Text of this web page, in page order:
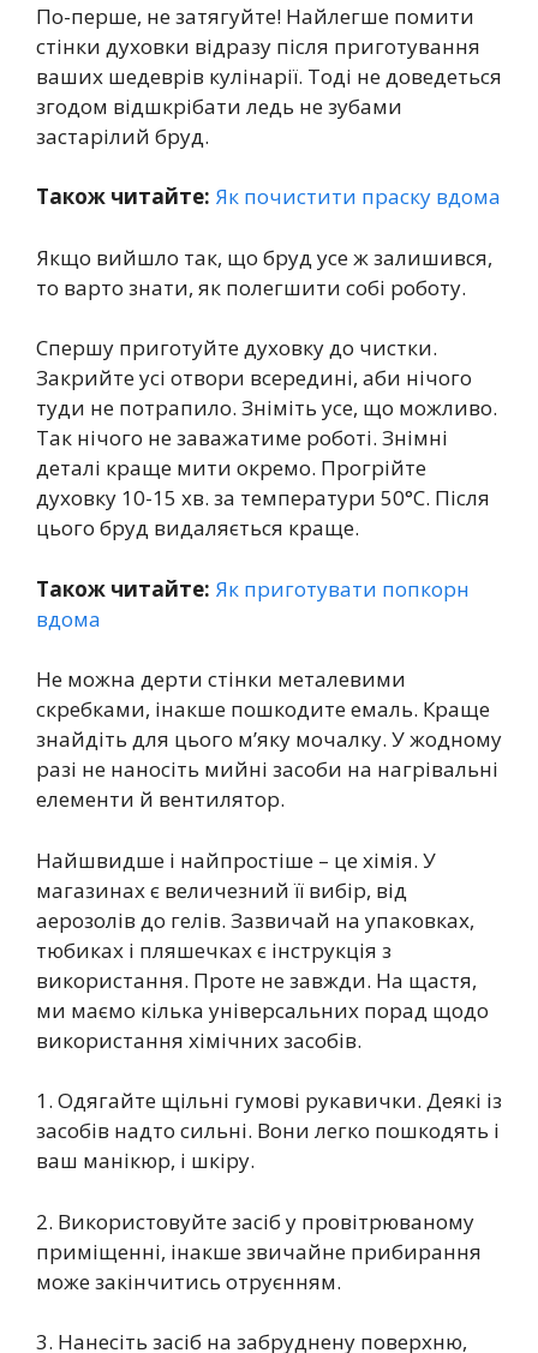
По-перше, не затягуйте! Найлегше помити
стінки духовки відразу після приготування
ваших шедеврів кулінарії. Тоді не доведеться
згодом відшкрібати ледь не зубами
застарілий бруд.
Також читайте: Як почистити праску вдома
Якщо вийшло так, що бруд усе ж залишився,
то варто знати, як полегшити собі роботу.
Спершу приготуйте духовку до чистки.
Закрийте усі отвори всередині, аби нічого
туди не потрапило. Зніміть усе, що можливо.
Так нічого не заважатиме роботі. Знімні
деталі краще мити окремо. Прогрійте
духовку 10-15 хв. за температури 50°С. Після
цього бруд видаляється краще.
Також читайте: Як приготувати попкорн
вдома
Не можна дерти стінки металевими
скребками, інакше пошкодите емаль. Краще
знайдіть для цього м’яку мочалку. У жодному
разі не наносіть мийні засоби на нагрівальні
елементи й вентилятор.
Найшвидше і найпростіше – це хімія. У
магазинах є величезний її вибір, від
аерозолів до гелів. Зазвичай на упаковках,
тюбиках і пляшечках є інструкція з
використання. Проте не завжди. На щастя,
ми маємо кілька універсальних порад щодо
використання хімічних засобів.
1. Одягайте щільні гумові рукавички. Деякі із
засобів надто сильні. Вони легко пошкодять і
ваш манікюр, і шкіру.
2. Використовуйте засіб у провітрюваному
приміщенні, інакше звичайне прибирання
може закінчитись отруєнням.
3. Нанесіть засіб на забруднену поверхню,